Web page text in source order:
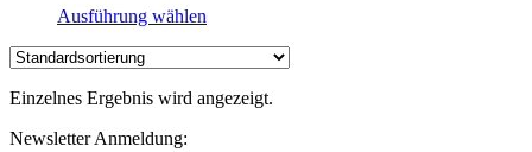
Ausführung wählen
Varianten
Einzelnes Ergebnis wird angezeigt.
Newsletter Anmeldung: